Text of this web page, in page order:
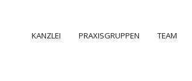
KANZLEI PRAXISGRUPPEN TEAM